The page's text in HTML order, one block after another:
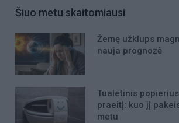
Šiuo metu skaitomiausi
Žemę užklups
nauja prognozė
Tualetinis
praeitį: kuo jį
metu